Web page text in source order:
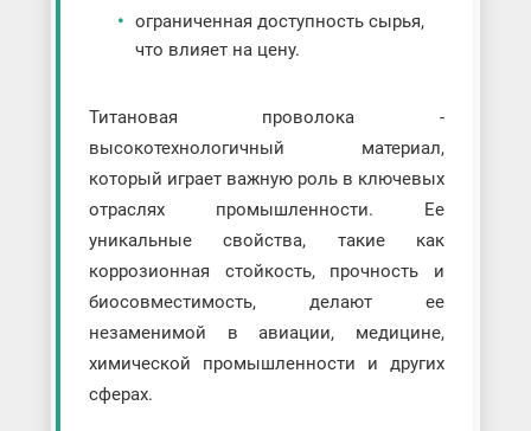
ограниченная доступность сырья,
что влияет на цену.
Титановая проволока -
высокотехнологичный материал,
который играет важную роль в ключевых
отраслях промышленности. Ее
уникальные свойства, такие как
коррозионная стойкость, прочность и
биосовместимость, делают ее
незаменимой в авиации, медицине,
химической промышленности и других
сферах.